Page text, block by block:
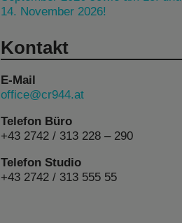
14. November 2026!
Kontakt
E-Mail
office@cr944.at
Telefon Büro
+43 2742 / 313 228 – 290
Telefon Studio
+43 2742 / 313 555 55